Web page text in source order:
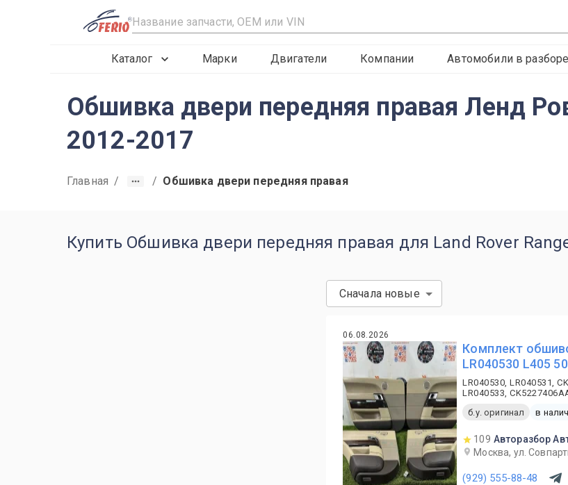
R
Каталог Марки Двигатели Компании Автомобили в разборе
Обшивка двери передняя правая Ленд
2012-2017
Главная / / Обшивка двери передняя правая
Купить Обшивка двери передняя правая для Land Rover
Сначала новые
06.08.2026
Комплект
LR040530 L405
LR040530, LR040531,
LR040533,
б.у. оригинал
в
109 Авторазбор
Москва, ул.
(929) 555-88-48